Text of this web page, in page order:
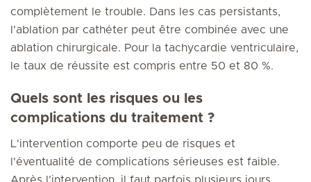
complètement le trouble. Dans les cas persistants,
l'ablation par cathéter peut être combinée avec une
ablation chirurgicale. Pour la tachycardie ventriculaire,
le taux de réussite est compris entre 50 et 80 %.
Quels sont les risques ou les
complications du traitement ?
L'intervention comporte peu de risques et
l'éventualité de complications sérieuses est faible.